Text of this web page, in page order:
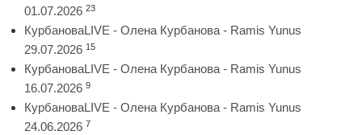
01.07.2026 23
КурбановаLIVE - Олена Курбанова - Ramis Yunus
29.07.2026 15
КурбановаLIVE - Олена Курбанова - Ramis Yunus
16.07.2026 9
КурбановаLIVE - Олена Курбанова - Ramis Yunus
24.06.2026 7